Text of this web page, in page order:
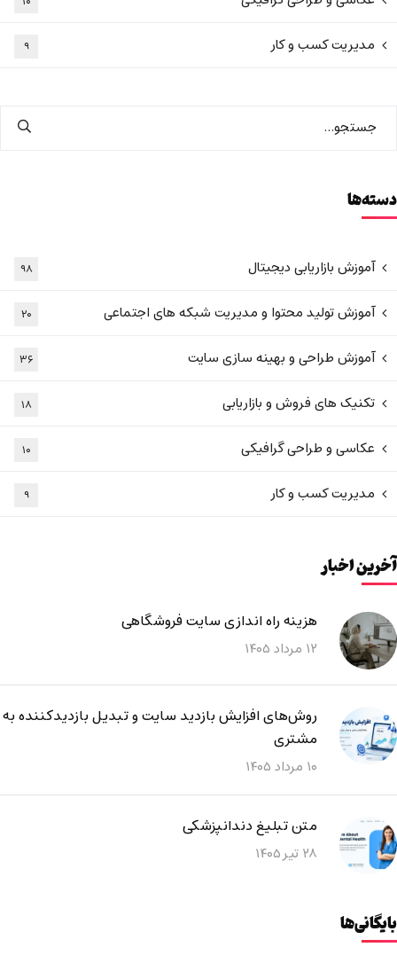
مدیریت کسب و کار ۹
دسته‌ها
آموزش بازاریابی دیجیتال ۹۸
آموزش تولید محتوا و مدیریت شبکه های اجتماعی ۲۰
آموزش طراحی و بهینه سازی سایت ۳۶
تکنیک های فروش و بازاریابی ۱۸
عکاسی و طراحی گرافیکی ۱۰
مدیریت کسب و کار ۹
آخرین اخبار
هزینه راه اندازی سایت فروشگاهی
۱۲ مرداد ۱۴۰۵
روش‌های افزایش بازدید سایت و تبدیل بازدیدکننده به
مشتری
۱۰ مرداد ۱۴۰۵
متن تبلیغ دندانپزشکی
۲۸ تیر ۱۴۰۵
بایگانی‌ها